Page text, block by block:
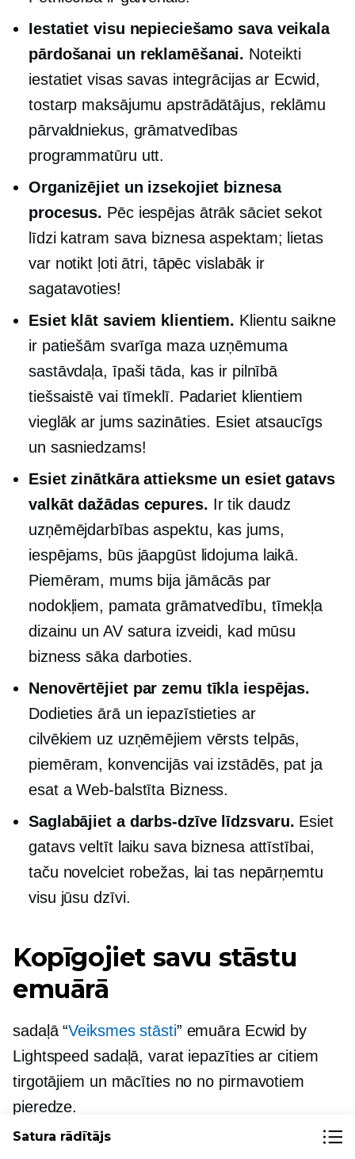
Iestatiet visu nepieciešamo sava veikala
pārdošanai un reklamēšanai. Noteikti
iestatiet visas savas integrācijas ar Ecwid,
tostarp maksājumu apstrādātājus, reklāmu
pārvaldniekus, grāmatvedības
programmatūru utt.
Organizējiet un izsekojiet biznesa
procesus. Pēc iespējas ātrāk sāciet sekot
līdzi katram sava biznesa aspektam; lietas
var notikt ļoti ātri, tāpēc vislabāk ir
sagatavoties!
Esiet klāt saviem klientiem. Klientu saikne
ir patiešām svarīga maza uzņēmuma
sastāvdaļa, īpaši tāda, kas ir pilnībā
tiešsaistē vai tīmeklī. Padariet klientiem
vieglāk ar jums sazināties. Esiet atsaucīgs
un sasniedzams!
Esiet zinātkāra attieksme un esiet gatavs
valkāt dažādas cepures. Ir tik daudz
uzņēmējdarbības aspektu, kas jums,
iespējams, būs jāapgūst lidojuma laikā.
Piemēram, mums bija jāmācās par
nodokļiem, pamata grāmatvedību, tīmekļa
dizainu un AV satura izveidi, kad mūsu
bizness sāka darboties.
Nenovērtējiet par zemu tīkla iespējas.
Dodieties ārā un iepazīstieties ar
cilvēkiem uz uzņēmējiem vērsts telpās,
piemēram, konvencijās vai izstādēs, pat ja
esat aWeb-balstīta Bizness.
Saglabājiet a darbs-dzīvelīdzsvaru. Esiet
gatavs veltīt laiku sava biznesa attīstībai,
taču novelciet robežas, lai tas nepārņemtu
visu jūsu dzīvi.
Kopīgojiet savu stāstu
emuārā
sadaļā “Veiksmes stāsti” emuāra Ecwid by
Lightspeed sadaļā, varat iepazīties ar citiem
tirgotājiem un mācīties no no pirmavotiem
pieredze.
Satura rādītājs